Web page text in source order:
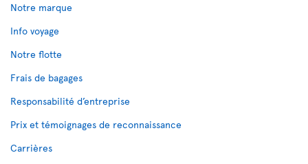
Notre marque
Info voyage
Notre flotte
Frais de bagages
Responsabilité d’entreprise
Prix et témoignages de reconnaissance
Carrières